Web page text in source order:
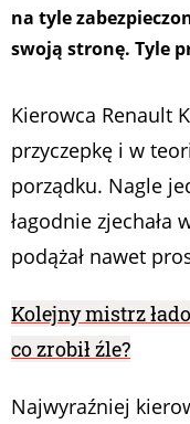
na tyle
swoją stronę. Tyle
Kierowca Renault
przyczepkę i w
porządku. Nagle
łagodnie zjechała
podążał nawet
Kolejny mistrz
co zrobił źle?
Najwyraźniej